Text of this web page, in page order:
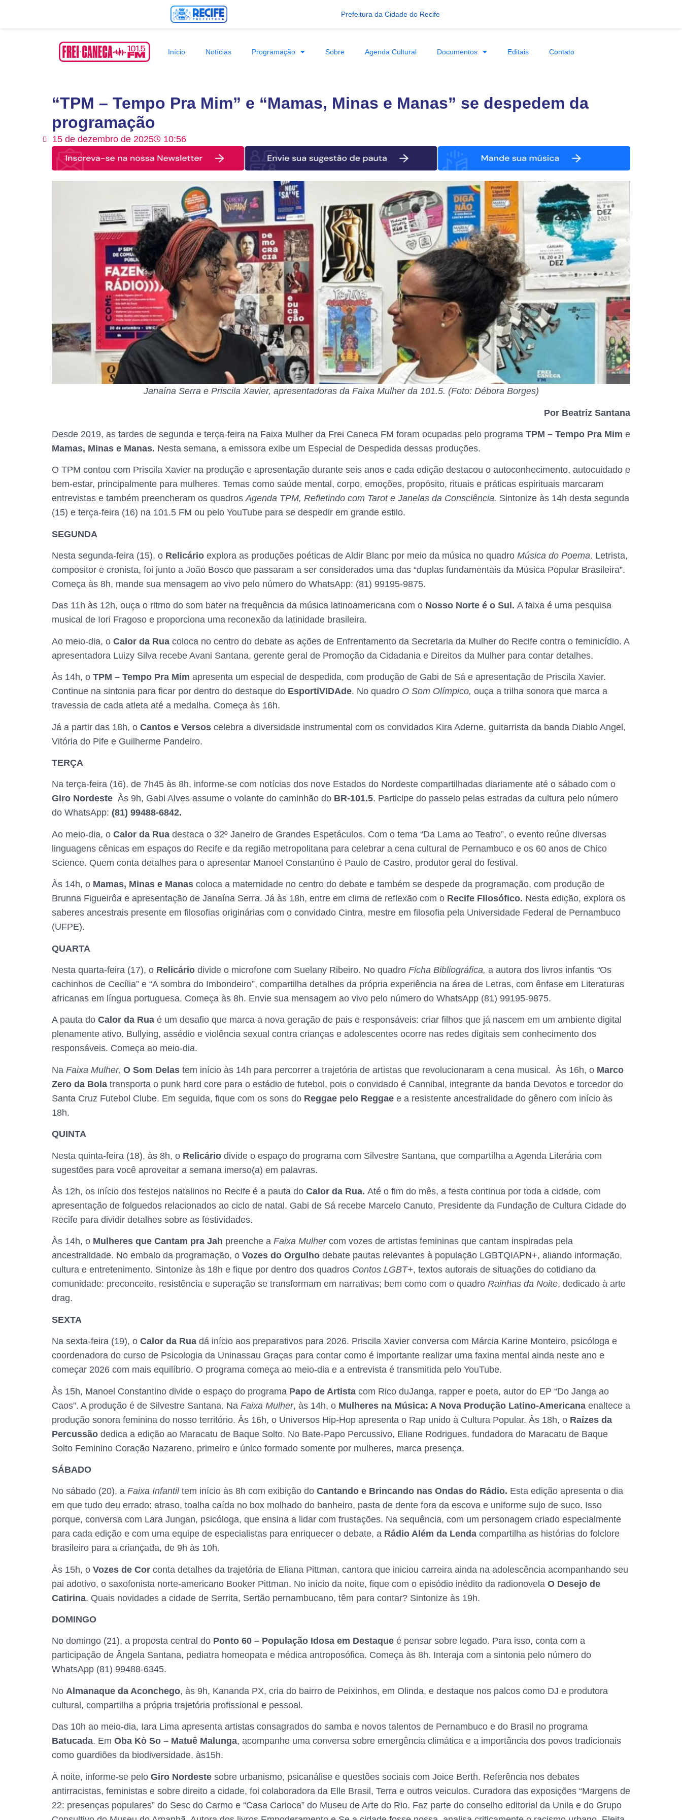
Prefeitura da Cidade do Recife
Início Notícias Programação Sobre Agenda Cultural Documentos Editais Contato
“TPM – Tempo Pra Mim” e “Mamas, Minas e Manas” se despedem da
programação
15 de dezembro de 2025 10:56
Janaína Serra e Priscila Xavier, apresentadoras da Faixa Mulher da 101.5. (Foto: Débora Borges)
Por Beatriz Santana
Desde 2019, as tardes de segunda e terça-feira na Faixa Mulher da Frei Caneca FM foram ocupadas pelo programa TPM – Tempo Pra Mim e
Mamas, Minas e Manas. Nesta semana, a emissora exibe um Especial de Despedida dessas produções.
O TPM contou com Priscila Xavier na produção e apresentação durante seis anos e cada edição destacou o autoconhecimento, autocuidado e
bem-estar, principalmente para mulheres. Temas como saúde mental, corpo, emoções, propósito, rituais e práticas espirituais marcaram
entrevistas e também preencheram os quadrosAgenda TPM, Refletindo com Tarot e Janelas da Consciência. Sintonize às 14h desta segunda
(15) e terça-feira (16) na 101.5 FM ou pelo YouTube para se despedir em grande estilo.
SEGUNDA
Nesta segunda-feira (15), o Relicário explora as produções poéticas de Aldir Blanc por meio da música no quadro Música do Poema. Letrista,
compositor e cronista, foi junto a João Bosco que passaram a ser considerados uma das “duplas fundamentais da Música Popular Brasileira”.
Começa às 8h, mande sua mensagem ao vivo pelo número do WhatsApp: (81) 99195-9875.
Das 11h às 12h, ouça o ritmo do som bater na frequência da música latinoamericana com o Nosso Norte é o Sul. A faixa é uma pesquisa
musical de Iori Fragoso e proporciona uma reconexão da latinidade brasileira.
Ao meio-dia, o Calor da Rua coloca no centro do debate as ações de Enfrentamento da Secretaria da Mulher do Recife contra o feminicídio. A
apresentadora Luizy Silva recebe Avani Santana, gerente geral de Promoção da Cidadania e Direitos da Mulher para contar detalhes.
Às 14h, o TPM – Tempo Pra Mim apresenta um especial de despedida, com produção de Gabi de Sá e apresentação de Priscila Xavier.
Continue na sintonia para ficar por dentro do destaque do EsportiVIDAde. No quadro O Som Olímpico, ouça a trilha sonora que marca a
travessia de cada atleta até a medalha. Começa às 16h.
Já a partir das 18h, o Cantos e Versos celebra a diversidade instrumental com os convidados Kira Aderne, guitarrista da banda Diablo Angel,
Vitória do Pife e Guilherme Pandeiro.
TERÇA
Na terça-feira (16), de 7h45 às 8h, informe-se com notícias dos nove Estados do Nordeste compartilhadas diariamente até o sábado com o
Giro Nordeste Às 9h, Gabi Alves assume o volante do caminhão do BR-101.5. Participe do passeio pelas estradas da cultura pelo número
do WhatsApp: (81) 99488-6842.
Ao meio-dia, o Calor da Rua destaca o 32º Janeiro de Grandes Espetáculos. Com o tema “Da Lama ao Teatro”, o evento reúne diversas
linguagens cênicas em espaços do Recife e da região metropolitana para celebrar a cena cultural de Pernambuco e os 60 anos de Chico
Science. Quem conta detalhes para o apresentar Manoel Constantino é Paulo de Castro, produtor geral do festival.
Às 14h, o Mamas, Minas e Manas coloca a maternidade no centro do debate e também se despede da programação, com produção de
Brunna Figueirôa e apresentação de Janaína Serra. Já às 18h, entre em clima de reflexão com o Recife Filosófico. Nesta edição, explora os
saberes ancestrais presente em filosofias originárias com o convidado Cintra, mestre em filosofia pela Universidade Federal de Pernambuco
(UFPE).
QUARTA
Nesta quarta-feira (17), o Relicário divide o microfone com Suelany Ribeiro. No quadro Ficha Bibliográfica, a autora dos livros infantis “Os
cachinhos de Cecília” e “A sombra do Imbondeiro”, compartilha detalhes da própria experiência na área de Letras, com ênfase em Literaturas
africanas em língua portuguesa. Começa às 8h. Envie sua mensagem ao vivo pelo número do WhatsApp (81) 99195-9875.
A pauta do Calor da Rua é um desafio que marca a nova geração de pais e responsáveis: criar filhos que já nascem em um ambiente digital
plenamente ativo. Bullying, assédio e violência sexual contra crianças e adolescentes ocorre nas redes digitais sem conhecimento dos
responsáveis. Começa ao meio-dia.
Na Faixa Mulher, O Som Delas tem início às 14h para percorrer a trajetória de artistas que revolucionaram a cena musical. Às 16h, o Marco
Zero da Bola transporta o punk hard core para o estádio de futebol, pois o convidado é Cannibal, integrante da banda Devotos e torcedor do
Santa Cruz Futebol Clube. Em seguida, fique com os sons do Reggae pelo Reggae e a resistente ancestralidade do gênero com início às
18h.
QUINTA
Nesta quinta-feira (18), às 8h, o Relicário divide o espaço do programa com Silvestre Santana, que compartilha a Agenda Literária com
sugestões para você aproveitar a semana imerso(a) em palavras.
Às 12h, os início dos festejos natalinos no Recife é a pauta do Calor da Rua. Até o fim do mês, a festa continua por toda a cidade, com
apresentação de folguedos relacionados ao ciclo de natal. Gabi de Sá recebe Marcelo Canuto, Presidente da Fundação de Cultura Cidade do
Recife para dividir detalhes sobre as festividades.
Às 14h, o Mulheres que Cantam pra Jah preenche a Faixa Mulher com vozes de artistas femininas que cantam inspiradas pela
ancestralidade. No embalo da programação, o Vozes do Orgulho debate pautas relevantes à população LGBTQIAPN+, aliando informação,
cultura e entretenimento. Sintonize às 18h e fique por dentro dos quadros Contos LGBT+, textos autorais de situações do cotidiano da
comunidade: preconceito, resistência e superação se transformam em narrativas; bem como com o quadro Rainhas da Noite, dedicado à arte
drag.
SEXTA
Na sexta-feira (19), o Calor da Rua dá início aos preparativos para 2026. Priscila Xavier conversa com Márcia Karine Monteiro, psicóloga e
coordenadora do curso de Psicologia da Uninassau Graças para contar como é importante realizar uma faxina mental ainda neste ano e
começar 2026 com mais equilíbrio. O programa começa ao meio-dia e a entrevista é transmitida pelo YouTube.
Às 15h, Manoel Constantino divide o espaço do programa Papo de Artista com Rico duJanga, rapper e poeta, autor do EP “Do Janga ao
Caos”. A produção é de Silvestre Santana. Na Faixa Mulher, às 14h, o Mulheres na Música: A Nova Produção Latino-Americana enaltece a
produção sonora feminina do nosso território. Às 16h, o Universos Hip-Hop apresenta o Rap unido à Cultura Popular. Às 18h, o Raízes da
Percussão dedica a edição ao Maracatu de Baque Solto. No Bate-Papo Percussivo, Eliane Rodrigues, fundadora do Maracatu de Baque
Solto Feminino Coração Nazareno, primeiro e único formado somente por mulheres, marca presença.
SÁBADO
No sábado (20), a Faixa Infantil tem início às 8h com exibição do Cantando e Brincando nas Ondas do Rádio. Esta edição apresenta o dia
em que tudo deu errado: atraso, toalha caída no box molhado do banheiro, pasta de dente fora da escova e uniforme sujo de suco. Isso
porque, conversa com Lara Jungan, psicóloga, que ensina a lidar com frustações. Na sequência, com um personagem criado especialmente
para cada edição e com uma equipe de especialistas para enriquecer o debate, a Rádio Além da Lenda compartilha as histórias do folclore
brasileiro para a criançada, de 9h às 10h.
Às 15h, o Vozes de Cor conta detalhes da trajetória de Eliana Pittman, cantora que iniciou carreira ainda na adolescência acompanhando seu
pai adotivo, o saxofonista norte-americano Booker Pittman. No início da noite, fique com o episódio inédito da radionovela O Desejo de
Catirina. Quais novidades a cidade de Serrita, Sertão pernambucano, têm para contar? Sintonize às 19h.
DOMINGO
No domingo (21), a proposta central do Ponto 60 – População Idosa em Destaque é pensar sobre legado. Para isso, conta com a
participação de Ângela Santana, pediatra homeopata e médica antroposófica. Começa às 8h. Interaja com a sintonia pelo número do
WhatsApp (81) 99488-6345.
No Almanaque da Aconchego, às 9h, Kananda PX, cria do bairro de Peixinhos, em Olinda, e destaque nos palcos como DJ e produtora
cultural, compartilha a própria trajetória profissional e pessoal.
Das 10h ao meio-dia, Iara Lima apresenta artistas consagrados do samba e novos talentos de Pernambuco e do Brasil no programa
Batucada. Em Oba Kò So – Matuê Malunga, acompanhe uma conversa sobre emergência climática e a importância dos povos tradicionais
como guardiões da biodiversidade, às15h.
À noite, informe-se pelo Giro Nordeste sobre urbanismo, psicanálise e questões sociais com Joice Berth. Referência nos debates
antirracistas, feministas e sobre direito a cidade, foi colaboradora da Elle Brasil, Terra e outros veiculos. Curadora das exposições “Margens de
22: presenças populares” do Sesc do Carmo e “Casa Carioca” do Museu de Arte do Rio. Faz parte do conselho editorial da Unila e do Grupo